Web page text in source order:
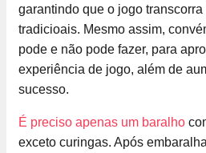
garantindo que o jogo
tradicioais. Mesmo assim,
pode e não pode fazer, para
experiência de jogo, além de
sucesso.
É preciso apenas um baralho
exceto curingas. Após